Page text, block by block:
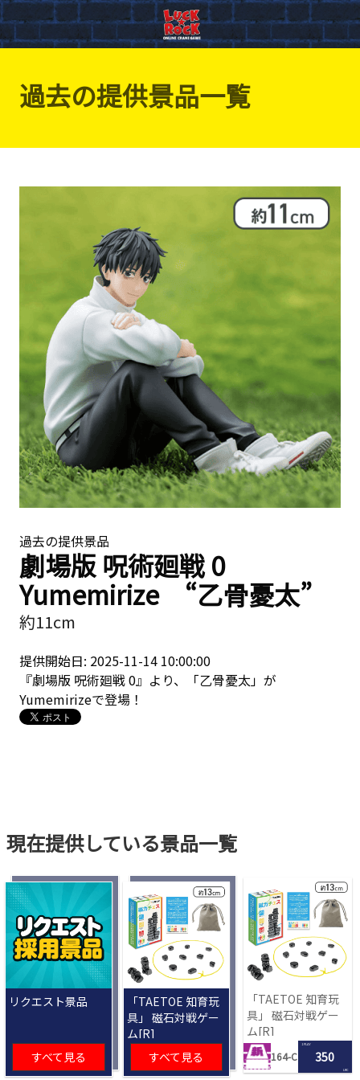
過去の提供景品一覧
過去の提供景品
劇場版 呪術廻戦 0
Yumemirize “乙骨憂太”
約11cm
提供開始日: 2025-11-14 10:00:00
『劇場版 呪術廻戦 0』より、「乙骨憂太」が
Yumemirizeで登場！
現在提供している景品一覧
リクエスト景品
すべて見る
「TAETOE 知育玩
具」 磁石対戦ゲー
ム[R]
すべて見る
「TAETOE 知育玩
具」 磁石対戦ゲー
ム[R]
164-C
1 PLAY
350
LRC